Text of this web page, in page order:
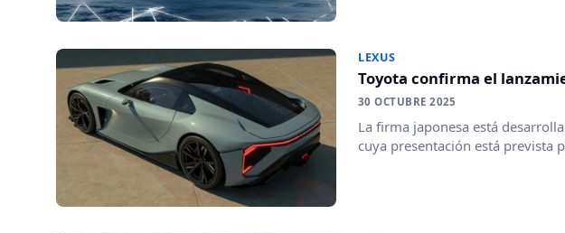
LEXUS
Toyota confirma el
30 OCTUBRE 2025
La firma japonesa está
cuya presentación está prevista